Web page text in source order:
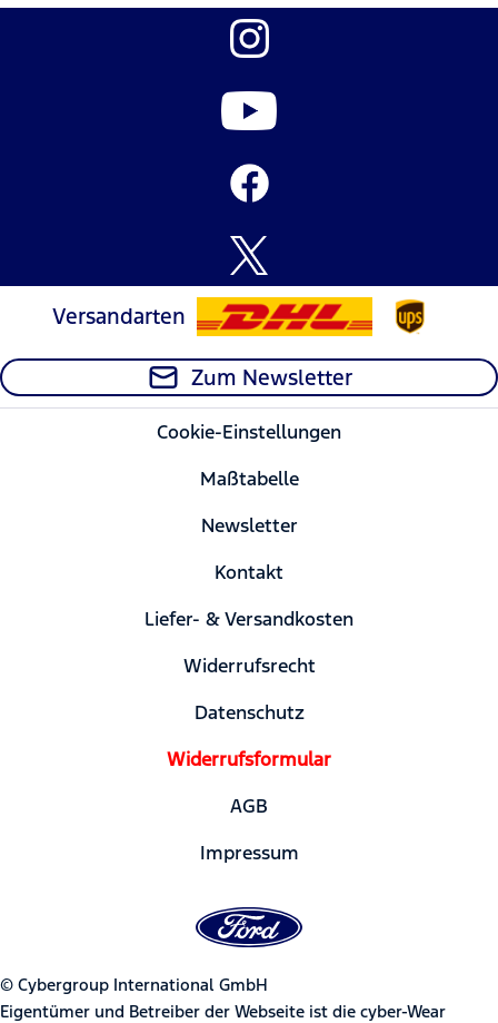
Versandarten
Zum Newsletter
Cookie-Einstellungen
Maßtabelle
Newsletter
Kontakt
Liefer- & Versandkosten
Widerrufsrecht
Datenschutz
Widerrufsformular
AGB
Impressum
© Cybergroup International GmbH
Eigentümer und Betreiber der Webseite ist die cyber-Wear